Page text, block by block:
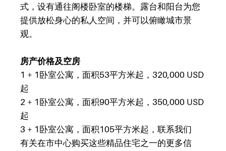
式，设有通往阁楼卧室的楼梯。露台和阳台为您
提供放松身心的私人空间，并可以俯瞰城市景
观。
房产价格及空房
1 + 1卧室公寓，面积53平方米起，320,000 USD
起
2 + 1卧室公寓，面积90平方米起，350,000 USD
起
3 + 1卧室公寓，面积105平方米起，联系我们
有关在市中心购买这些精品住宅之一的更多信